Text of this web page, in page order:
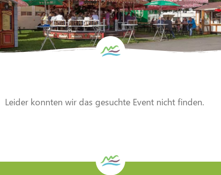
DWL/Gemeinde Stemwede
CC-BY-Torsten Krüger
DWL/Gemeinde Stemwede
CC-BY-Torsten Krüger
DWL/Gemeinde Stemwede
CC-BY-Torsten Krüger
Leider konnten wir das gesuchte Event nicht finden.